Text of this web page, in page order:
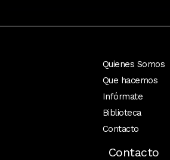
SUDAMERICANO
Quienes Somos
Que hacemos
Infórmate
Biblioteca
Contacto
Contacto